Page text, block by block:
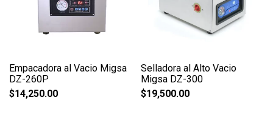
Empacadora al Vacio Migsa
DZ-260P
$14,250.00
Selladora al Alto Vacio
Migsa DZ-300
$19,500.00